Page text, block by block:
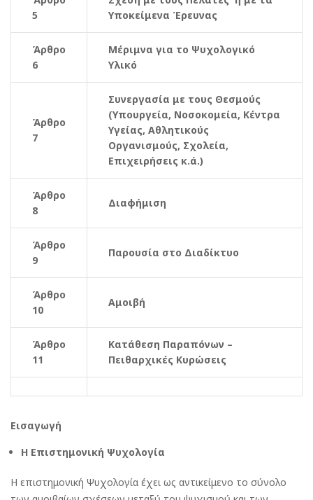
5
Υποκείμενα Έρευνας
Άρθρο
6
Μέριμνα για το Ψυχολογικό
Υλικό
Άρθρο
7
Συνεργασία με τους Θεσμούς
(Υπουργεία, Νοσοκομεία, Κέντρα
Υγείας, Αθλητικούς
Οργανισμούς, Σχολεία,
Επιχειρήσεις κ.ά.)
Άρθρο
8
Διαφήμιση
Άρθρο
9
Παρουσία στο Διαδίκτυο
Άρθρο
10
Αμοιβή
Άρθρο
11
Κατάθεση Παραπόνων –
Πειθαρχικές Κυρώσεις
Εισαγωγή
Η Επιστημονική Ψυχολογία
Η επιστημονική Ψυχολογία έχει ως αντικείμενο το σύνολο